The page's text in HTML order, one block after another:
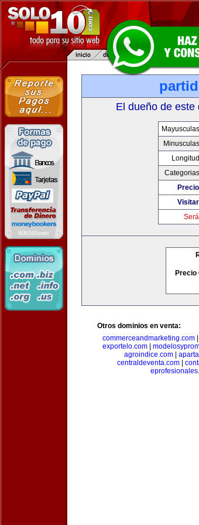
El dueño de este
Precio
Otros dominios en venta:
commerceandmarketing.com|
exportelo.com
agroindice.com
centraldeventa.com